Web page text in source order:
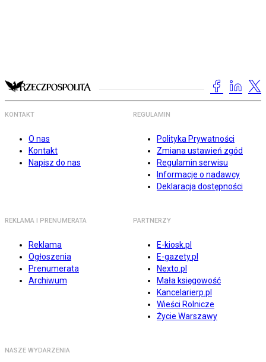
KONTAKT
O nas
Kontakt
Napisz do nas
REGULAMIN
Polityka Prywatności
Zmiana ustawień zgód
Regulamin serwisu
Informacje o nadawcy
Deklaracja dostępności
REKLAMA I PRENUMERATA
Reklama
Ogłoszenia
Prenumerata
Archiwum
PARTNERZY
E-kiosk.pl
E-gazety.pl
Nexto.pl
Mała księgowość
Kancelarierp.pl
Wieści Rolnicze
Życie Warszawy
NASZE WYDARZENIA